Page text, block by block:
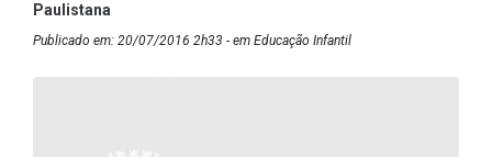
Paulistana
Publicado em: 20/07/2016 2h33 - em Educação Infantil